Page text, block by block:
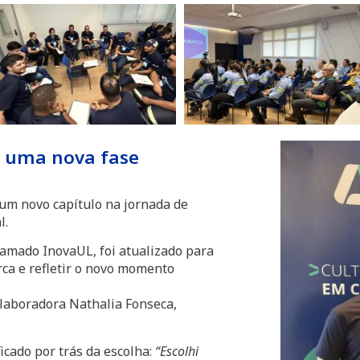
nova fase
novo capítulo na jornada de
InovaUL, foi atualizado para
e refletir o novo momento
Nathalia Fonseca,
por trás da escolha: “Escolhi